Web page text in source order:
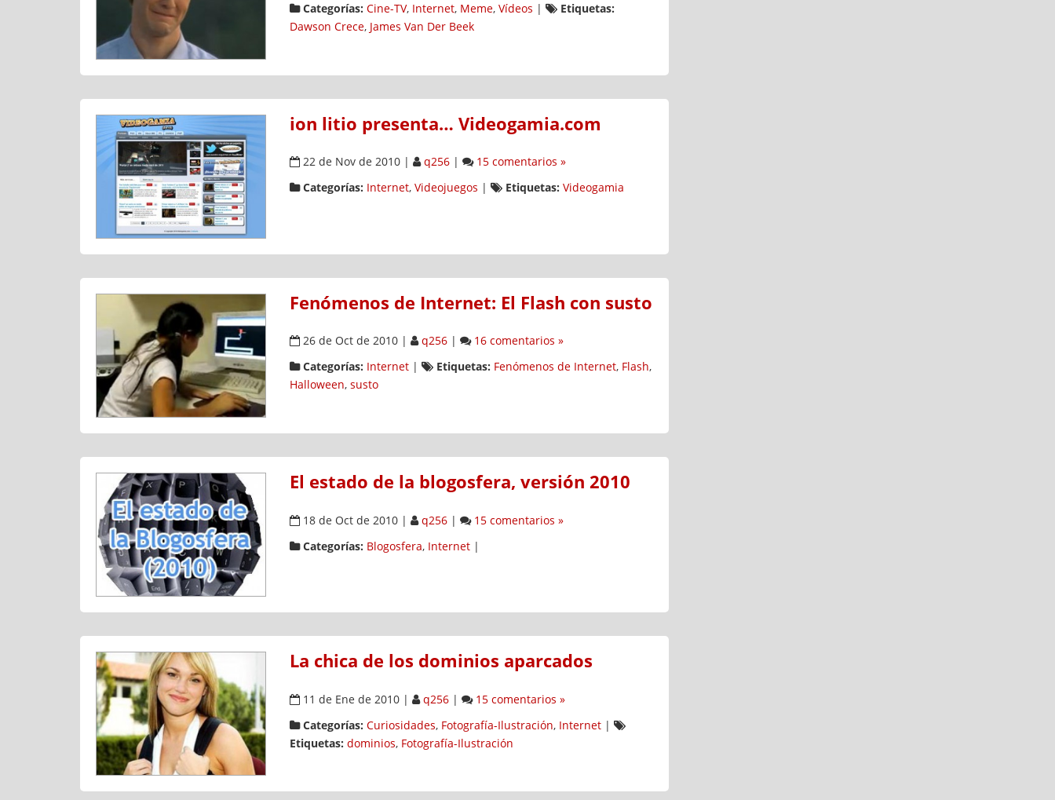
Categorías: Cine-TV, Internet, Meme, Vídeos |
Etiquetas:
Dawson Crece, James Van Der Beek
ion litio presenta… Videogamia.com
22 de Nov de 2010| q256|
15 comentarios »
Categorías: Internet, Videojuegos | Etiquetas: Videogamia
Fenómenos de Internet: El Flash con susto
26 de Oct de 2010| q256|
16 comentarios »
Categorías: Internet| Etiquetas: Fenómenos de Internet, Flash,
Halloween, susto
El estado de la blogosfera, versión 2010
18 de Oct de 2010| q256|
15 comentarios »
Categorías: Blogosfera, Internet|
La chica de los dominios aparcados
11 de Ene de 2010| q256|
15 comentarios »
Categorías: Curiosidades, Fotografía-Ilustración, Internet|
Etiquetas: dominios, Fotografía-Ilustración